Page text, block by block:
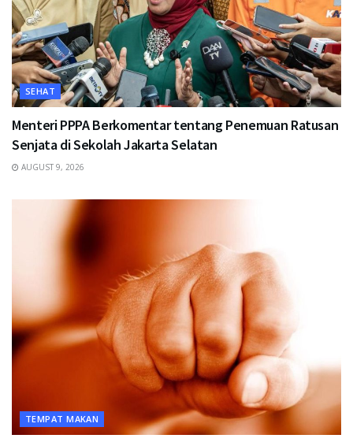
SEHAT
Menteri PPPA Berkomentar tentang Penemuan Ratusan
Senjata di Sekolah Jakarta Selatan
AUGUST 9, 2026
TEMPAT MAKAN